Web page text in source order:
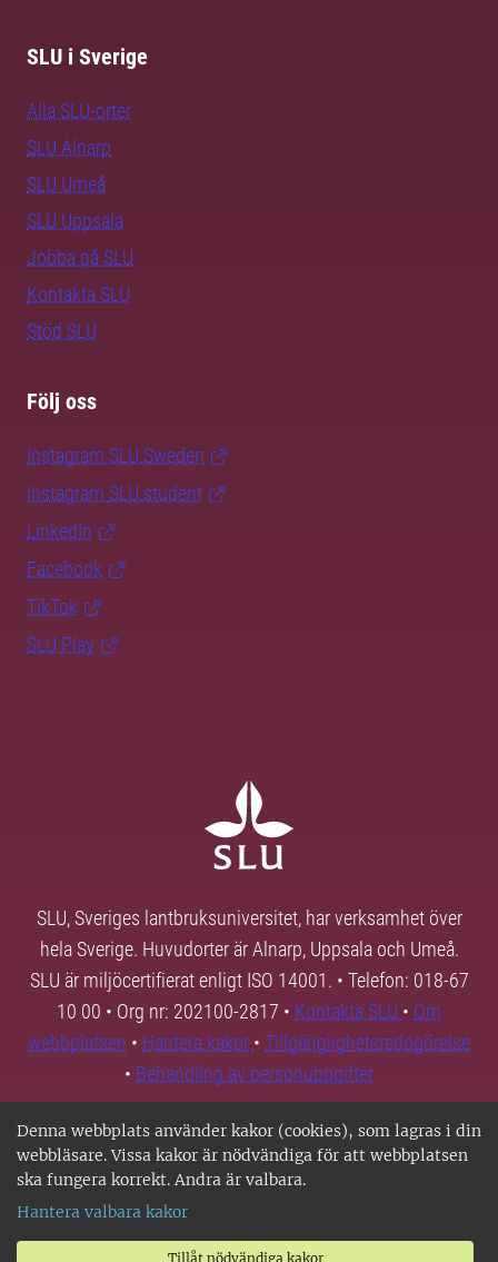
Denna webbplats använder kakor (cookies), som lagras i din
webbläsare. Vissa kakor är nödvändiga för att webbplatsen
ska fungera korrekt. Andra är valbara.
Hantera valbara kakor
Tillåt nödvändiga kakor
SLU i Sverige
Alla SLU-orter
SLU Alnarp
SLU Umeå
SLU Uppsala
Jobba på SLU
Kontakta SLU
Stöd SLU
Följ oss
Instagram SLU.Sweden
Instagram SLU.student
LinkedIn
Facebook
TikTok
SLU Play
SLU, Sveriges lantbruksuniversitet, har verksamhet över
hela Sverige. Huvudorter är Alnarp, Uppsala och Umeå.
SLU är miljöcertifierat enligt ISO 14001. • Telefon: 018-67
10 00 • Org nr: 202100-2817 • Kontakta SLU • Om
webbplatsen • Hantera kakor • Tillgänglighetsredogörelse
• Behandling av personuppgifter